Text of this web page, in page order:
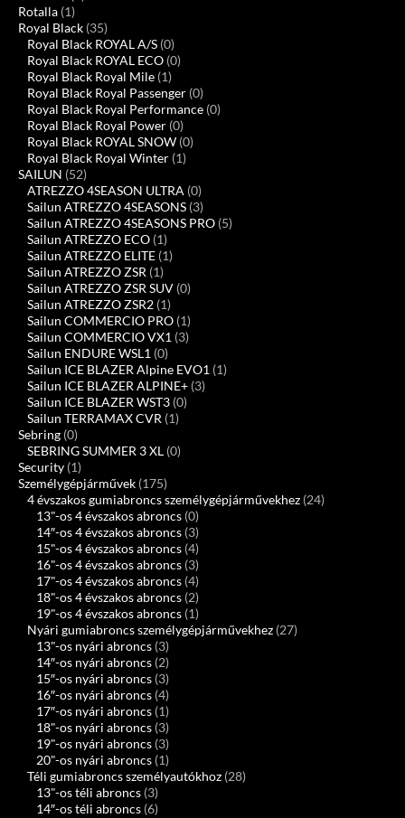
Rotalla (1)
Royal Black (35)
Royal Black ROYAL A/S (0)
Royal Black ROYAL ECO (0)
Royal Black Royal Mile (1)
Royal Black Royal Passenger (0)
Royal Black Royal Performance (0)
Royal Black Royal Power (0)
Royal Black ROYAL SNOW (0)
Royal Black Royal Winter (1)
SAILUN (52)
ATREZZO 4SEASON ULTRA (0)
Sailun ATREZZO 4SEASONS (3)
Sailun ATREZZO 4SEASONS PRO (5)
Sailun ATREZZO ECO (1)
Sailun ATREZZO ELITE (1)
Sailun ATREZZO ZSR (1)
Sailun ATREZZO ZSR SUV (0)
Sailun ATREZZO ZSR2 (1)
Sailun COMMERCIO PRO (1)
Sailun COMMERCIO VX1 (3)
Sailun ENDURE WSL1 (0)
Sailun ICE BLAZER Alpine EVO1 (1)
Sailun ICE BLAZER ALPINE+ (3)
Sailun ICE BLAZER WST3 (0)
Sailun TERRAMAX CVR (1)
Sebring (0)
SEBRING SUMMER 3 XL (0)
Security (1)
Személygépjárművek (175)
4 évszakos gumiabroncs személygépjárművekhez (24)
13"-os 4 évszakos abroncs (0)
14″-os 4 évszakos abroncs (3)
15"-os 4 évszakos abroncs (4)
16"-os 4 évszakos abroncs (3)
17"-os 4 évszakos abroncs (4)
18"-os 4 évszakos abroncs (2)
19"-os 4 évszakos abroncs (1)
Nyári gumiabroncs személygépjárművekhez (27)
13"-os nyári abroncs (3)
14″-os nyári abroncs (2)
15″-os nyári abroncs (3)
16″-os nyári abroncs (4)
17″-os nyári abroncs (1)
18"-os nyári abroncs (3)
19"-os nyári abroncs (3)
20"-os nyári abroncs (1)
Téli gumiabroncs személyautókhoz (28)
13"-os téli abroncs (3)
14″-os téli abroncs (6)